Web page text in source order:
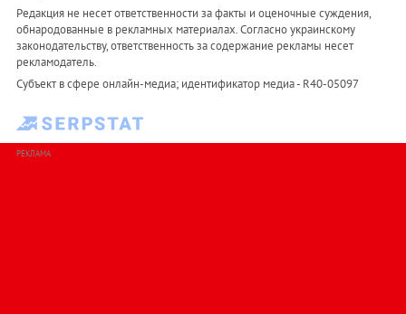
Редакция не несет ответственности за факты и оценочные суждения,
обнародованные в рекламных материалах. Согласно украинскому
законодательству, ответственность за содержание рекламы несет
рекламодатель.
Субъект в сфере онлайн-медиа; идентификатор медиа - R40-05097
РЕКЛАМА